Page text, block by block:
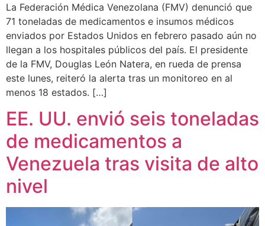
La Federación Médica Venezolana (FMV) denunció que
71 toneladas de medicamentos e insumos médicos
enviados por Estados Unidos en febrero pasado aún no
llegan a los hospitales públicos del país. El presidente
de la FMV, Douglas León Natera, en rueda de prensa
este lunes, reiteró la alerta tras un monitoreo en al
menos 18 estados. […]
EE. UU. envió seis toneladas
de medicamentos a
Venezuela tras visita de alto
nivel